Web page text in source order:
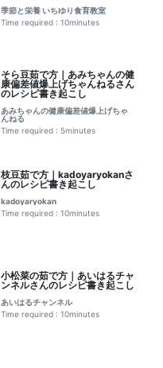
季節と栄養 いちゆり食育教室
Time required : 10minutes
そら豆茹で方｜あみちゃんの健
康偏差値爆上げちゃんねるさん
のレシピ書き起こし
あみちゃんの健康偏差値爆上げちゃ
んねる
Time required : 5minutes
枝豆茹で方｜kadoyaryokanさ
んのレシピ書き起こし
kadoyaryokan
Time required : 10minutes
小松菜の茹で方｜あいはるチャ
ンネルさんのレシピ書き起こし
あいはるチャンネル
Time required : 10minutes